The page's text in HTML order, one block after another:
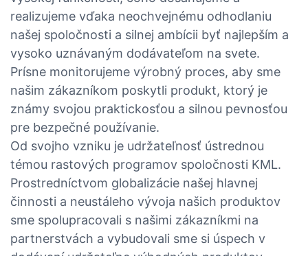
realizujeme vďaka neochvejnému odhodlaniu
našej spoločnosti a silnej ambícii byť najlepším a
vysoko uznávaným dodávateľom na svete.
Prísne monitorujeme výrobný proces, aby sme
našim zákazníkom poskytli produkt, ktorý je
známy svojou praktickosťou a silnou pevnosťou
pre bezpečné používanie.
Od svojho vzniku je udržateľnosť ústrednou
témou rastových programov spoločnosti KML.
Prostredníctvom globalizácie našej hlavnej
činnosti a neustáleho vývoja našich produktov
sme spolupracovali s našimi zákazníkmi na
partnerstvách a vybudovali sme si úspech v